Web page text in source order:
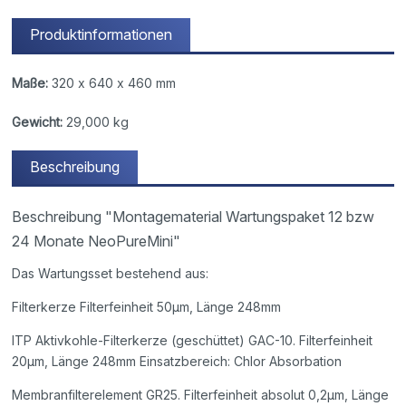
Produktinformationen
Maße: 320 x 640 x 460 mm
Gewicht: 29,000 kg
Beschreibung
Beschreibung "Montagematerial Wartungspaket 12 bzw
24 Monate NeoPureMini"
Das Wartungsset bestehend aus:
Filterkerze Filterfeinheit 50µm, Länge 248mm
ITP Aktivkohle-Filterkerze (geschüttet) GAC-10. Filterfeinheit
20µm, Länge 248mm Einsatzbereich: Chlor Absorbation
Membranfilterelement GR25. Filterfeinheit absolut 0,2µm, Länge